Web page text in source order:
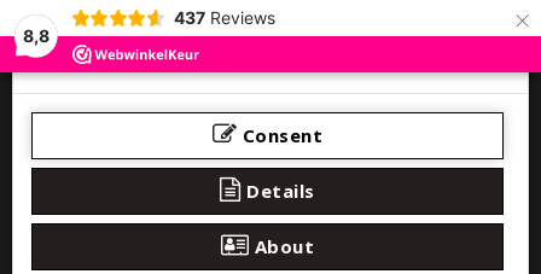
8,8
437 Reviews ×
Consent
Details
About